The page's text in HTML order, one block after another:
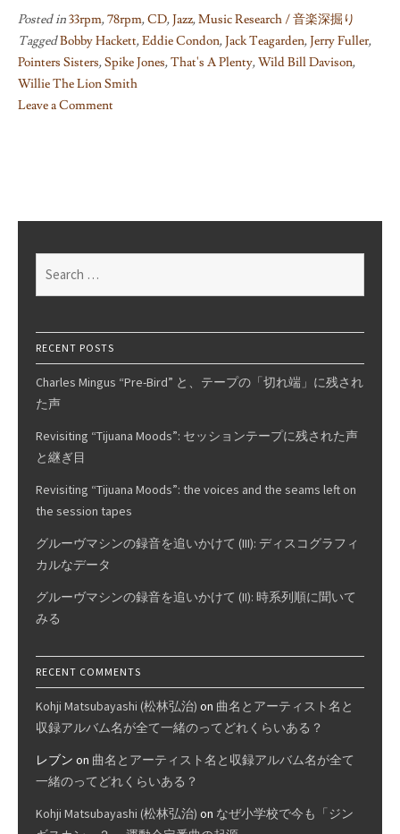
Posted in33rpm,78rpm,CD,Jazz,Music Research / 音楽深掘り
TaggedBobby Hackett,Eddie Condon,Jack Teagarden,Jerry Fuller,
Pointers Sisters,Spike Jones,That's A Plenty,Wild Bill Davison,
Willie The Lion Smith
Leave a Comment
for:
RECENT POSTS
Charles Mingus “Pre-Bird” と、テープの「切れ端」に残され
た声
Revisiting “Tijuana Moods”: セッションテープに残された声
と継ぎ目
Revisiting “Tijuana Moods”: the voices and the seams left on
the session tapes
グルーヴマシンの録音を追いかけて (III): ディスコグラフィ
カルなデータ
グルーヴマシンの録音を追いかけて (II): 時系列順に聞いて
みる
RECENT COMMENTS
Kohji Matsubayashi (松林弘治) on 曲名とアーティスト名と
収録アルバム名が全て一緒のってどれくらいある？
レブン on 曲名とアーティスト名と収録アルバム名が全て
一緒のってどれくらいある？
Kohji Matsubayashi (松林弘治) on なぜ小学校で今も「ジン